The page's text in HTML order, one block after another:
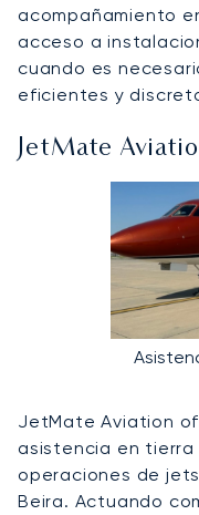
acompañamiento
acceso a
cuando es
eficientes y
JetMate
JetMate Aviation
asistencia en tierra
operaciones de
Beira. Actuando